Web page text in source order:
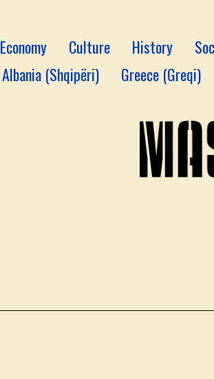
Economy Culture History
Albania (Shqipëri) Greece (Greqi)